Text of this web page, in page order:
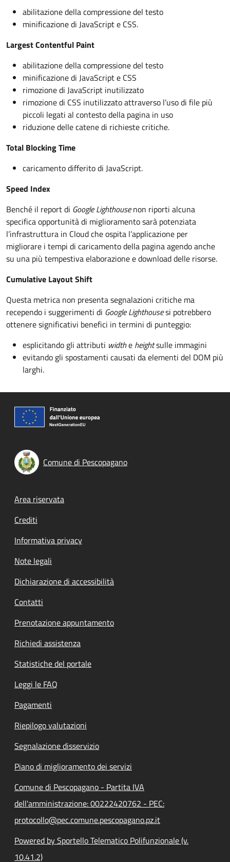
abilitazione della compressione del testo
minificazione di JavaScript e CSS.
Largest Contentful Paint
abilitazione della compressione del testo
minificazione di JavaScript e CSS
rimozione di JavaScript inutilizzato
rimozione di CSS inutilizzato attraverso l’uso di file più
piccoli legati al contesto della pagina in uso
riduzione delle catene di richieste critiche.
Total Blocking Time
caricamento differito di JavaScript.
Speed Index
Benché il report di Google Lighthousenon riporti alcuna
specifica opportunità di miglioramento sarà potenziata
l’infrastruttura in Cloud che ospita l’applicazione per
migliorare i tempi di caricamento della pagina agendo anche
su una più tempestiva elaborazione e download delle risorse.
Cumulative Layout Shift
Questa metrica non presenta segnalazioni critiche ma
recependo i suggerimenti di Google Lighthousesi potrebbero
ottenere significativi benefici in termini di punteggio:
esplicitando gli attributi widthe heightsulle immagini
evitando gli spostamenti causati da elementi del DOM più
larghi.
Comune di Pescopagano
Footer menu
Area riservata
Crediti
Informativa privacy
Note legali
Dichiarazione di accessibilità
Contatti
Prenotazione appuntamento
Richiedi assistenza
Statistiche del portale
Leggi le FAQ
Pagamenti
Riepilogo valutazioni
Segnalazione disservizio
Piano di miglioramento dei servizi
Comune di Pescopagano - Partita IVA
dell'amministrazione: 00222420762 - PEC:
protocollo@pec.comune.pescopagano.pz.it
Powered by Sportello Telematico Polifunzionale (v.
10.41.2)